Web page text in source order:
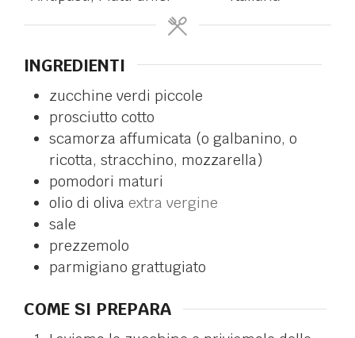
INGREDIENTI
zucchine verdi piccole
prosciutto cotto
scamorza affumicata (o galbanino, o
ricotta, stracchino, mozzarella)
pomodori maturi
olio di oliva extra vergine
sale
prezzemolo
parmigiano grattugiato
COME SI PREPARA